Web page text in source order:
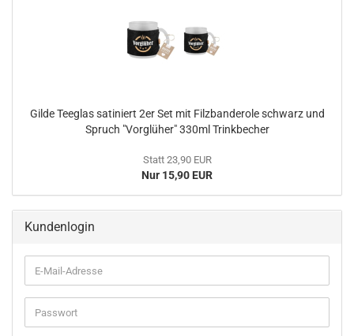
Gilde Teeglas satiniert 2er Set mit Filzbanderole schwarz und
Spruch "Vorglüher" 330ml Trinkbecher
Statt 23,90 EUR
Nur 15,90 EUR
Kundenlogin